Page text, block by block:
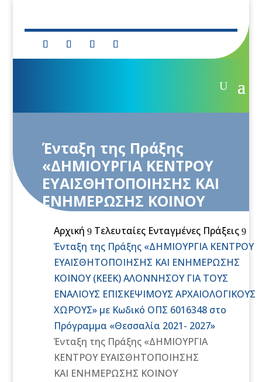
Ένταξη της Πράξης
«ΔΗΜΙΟΥΡΓΙΑ ΚΕΝΤΡΟΥ
ΕΥΑΙΣΘΗΤΟΠΟΙΗΣΗΣ ΚΑΙ
ΕΝΗΜΕΡΩΣΗΣ ΚΟΙΝΟΥ
ΤΟΥΣ ΕΝΑΛΙΟΥΣ
ΕΠΙΣΚΕΨΙΜΟΥΣ
ΑΡΧΑΙΟΛΟΓΙΚΟΥΣ ΧΩΡΟΥΣ»
με Κωδικό ΟΠΣ 6016348 στο
Πρόγραμμα «Θεσσαλία
2021- 2027»
Αρχική 9 Τελευταίες Ενταγμένες Πράξεις 9
Ένταξη της Πράξης «ΔΗΜΙΟΥΡΓΙΑ ΚΕΝΤΡΟΥ
ΕΥΑΙΣΘΗΤΟΠΟΙΗΣΗΣ ΚΑΙ ΕΝΗΜΕΡΩΣΗΣ
ΚΟΙΝΟΥ (ΚΕΕΚ) ΑΛΟΝΝΗΣΟΥ ΓΙΑ ΤΟΥΣ
ΕΝΑΛΙΟΥΣ ΕΠΙΣΚΕΨΙΜΟΥΣ ΑΡΧΑΙΟΛΟΓΙΚΟΥΣ
ΧΩΡΟΥΣ» με Κωδικό ΟΠΣ 6016348 στο
Πρόγραμμα «Θεσσαλία 2021- 2027»
Ένταξη της Πράξης «ΔΗΜΙΟΥΡΓΙΑ
ΚΕΝΤΡΟΥ ΕΥΑΙΣΘΗΤΟΠΟΙΗΣΗΣ
ΚΑΙ ΕΝΗΜΕΡΩΣΗΣ ΚΟΙΝΟΥ